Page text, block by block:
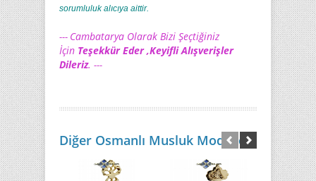
sorumluluk alıcıya aittir.
--- Cambatarya Olarak Bizi Şeçtiğiniz
İçin Teşekkür Eder ,Keyifli Alışverişler
Dileriz. ---
Diğer Osmanlı Musluk Modelleri